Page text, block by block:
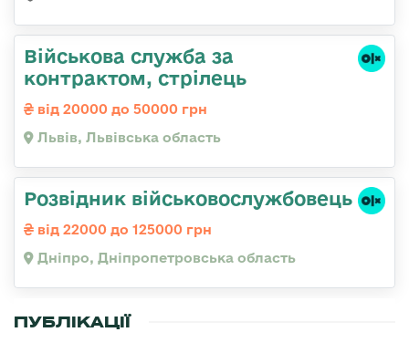
Військова служба за
контрактом, стрілець
від 20000 до 50000 грн
Львів, Львівська область
Розвідник військовослужбовець
від 22000 до 125000 грн
Дніпро, Дніпропетровська область
ПУБЛІКАЦІЇ